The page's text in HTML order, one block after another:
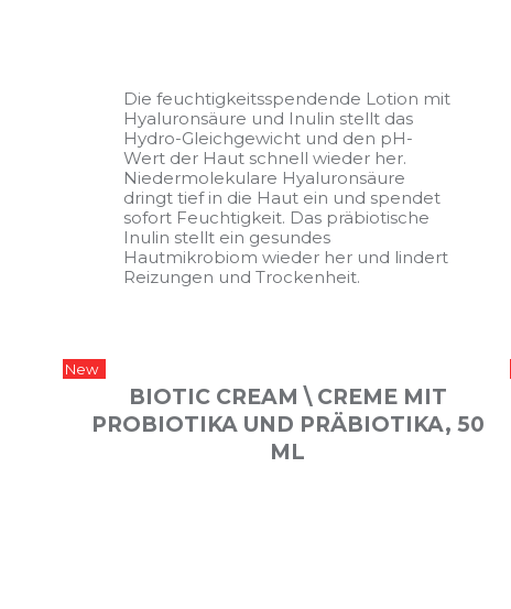
Die feuchtigkeitsspendende Lotion mit
Hyaluronsäure und Inulin stellt das
Hydro-Gleichgewicht und den pH-
Wert der Haut schnell wieder her.
Niedermolekulare Hyaluronsäure
dringt tief in die Haut ein und spendet
sofort Feuchtigkeit. Das präbiotische
Inulin stellt ein gesundes
Hautmikrobiom wieder her und lindert
Reizungen und Trockenheit.
BIOTIC CREAM \ CREME MIT
PROBIOTIKA UND PRÄBIOTIKA, 50
ML
New